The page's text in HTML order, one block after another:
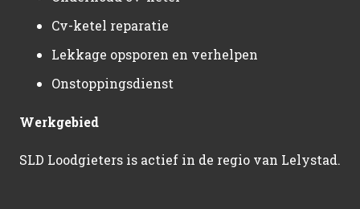
Cv-ketel reparatie
Lekkage opsporen en verhelpen
Onstoppingsdienst
Werkgebied
SLD Loodgieters is actief in de regio van Lelystad.